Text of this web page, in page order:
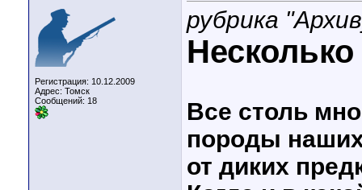
Регистрация: 10.12.2009
Адрес: Томск
Сообщений: 18
рубрика
Все столь
породы
от диких